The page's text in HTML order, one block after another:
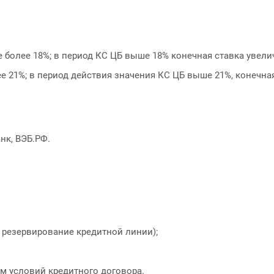
18%; в период КС ЦБ выше 18% конечная ставка
в период действия значения КС ЦБ выше 21%,
ВЭБ.РФ.
кредитной линии);
кредитного договора.